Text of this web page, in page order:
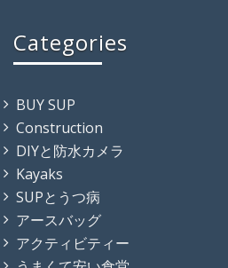
Categories
BUY SUP
Construction
DIYと防水カメラ
Kayaks
SUPとうつ病
アースバッグ
アクティビティー